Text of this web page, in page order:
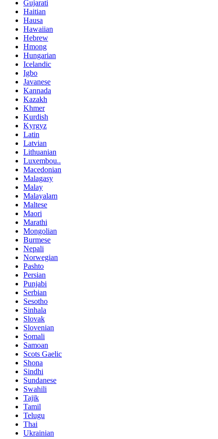
Gujarati
Haitian
Hausa
Hawaiian
Hebrew
Hmong
Hungarian
Icelandic
Igbo
Javanese
Kannada
Kazakh
Khmer
Kurdish
Kyrgyz
Latin
Latvian
Lithuanian
Luxembou..
Macedonian
Malagasy
Malay
Malayalam
Maltese
Maori
Marathi
Mongolian
Burmese
Nepali
Norwegian
Pashto
Persian
Punjabi
Serbian
Sesotho
Sinhala
Slovak
Slovenian
Somali
Samoan
Scots Gaelic
Shona
Sindhi
Sundanese
Swahili
Tajik
Tamil
Telugu
Thai
Ukrainian